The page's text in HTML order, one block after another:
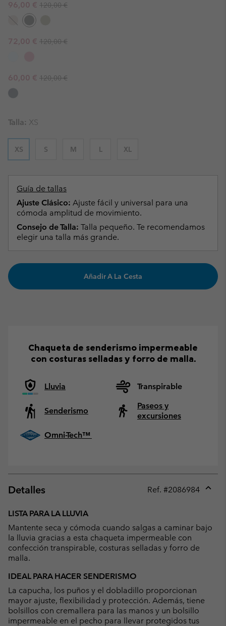
Sale price:
96,00 € Regular price:
120,00 €
Sale price:
72,00 € Regular price:
120,00 €
Sale price:
60,00 € Regular price:
120,00 €
Talla: XS
XS S M L XL
Guía de tallas
Ajuste Clásico: Ajuste fácil y universal para una
cómoda amplitud de movimiento.
Consejo de Talla: Talla pequeño. Te recomendamos
elegir una talla más grande.
Añadir A La Cesta
Chaqueta de senderismo impermeable
con costuras selladas y forro de malla.
Lluvia Transpirable
Senderismo
Paseos y
excursiones
Omni-Tech™
Detalles Ref. #2086984
LISTA PARA LA LLUVIA
Mantente seca y cómoda cuando salgas a caminar bajo
la lluvia gracias a esta chaqueta impermeable con
confección transpirable, costuras selladas y forro de
malla.
IDEAL PARA HACER SENDERISMO
La capucha, los puños y el dobladillo proporcionan
mayor ajuste, flexibilidad y protección. Además, tiene
bolsillos con cremallera para las manos y un bolsillo
impermeable en el pecho para llevar protegidos tus